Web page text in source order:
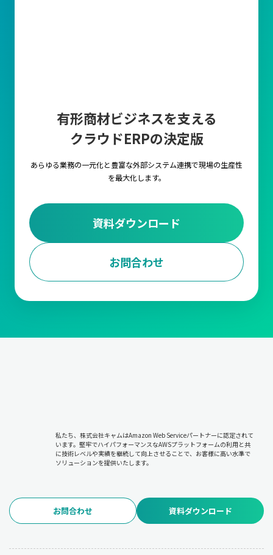
有形商材ビジネスを支える
クラウドERPの決定版
あらゆる業務の一元化と豊富な外部システム連携で現場の生産性
を最大化します。
資料ダウンロード
お問合わせ
私たち、株式会社キャムはAmazon Web Serviceパートナーに認定されて
います。堅牢でハイパフォーマンスなAWSプラットフォームの利用と共
に技術レベルや実績を継続して向上させることで、お客様に高い水準で
ソリューションを提供いたします。
お問合わせ 資料ダウンロード